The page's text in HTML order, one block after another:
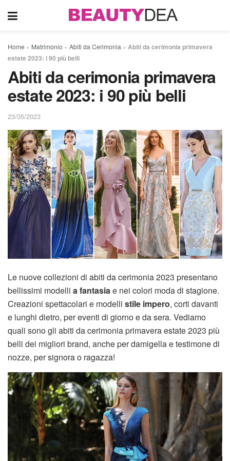
Home » Matrimonio » Abiti da Cerimonia » Abiti da cerimonia primavera
estate 2023: i 90 più belli
Abiti da cerimonia primavera
estate 2023: i 90 più belli
23/05/2023
Le nuove collezioni di abiti da cerimonia 2023 presentano
bellissimi modelli a fantasia e nei colori moda di stagione.
Creazioni spettacolari e modelli stile impero, corti davanti
e lunghi dietro, per eventi di giorno e da sera. Vediamo
quali sono gli abiti da cerimonia primavera estate 2023 più
belli dei migliori brand, anche per damigella e testimone di
nozze, per signora o ragazza!